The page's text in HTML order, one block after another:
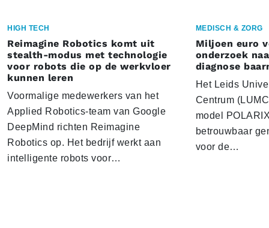
HIGH TECH
Reimagine Robotics komt uit
stealth-modus met technologie
voor robots die op de werkvloer
kunnen leren
Voormalige medewerkers van het
Applied Robotics-team van Google
DeepMind richten Reimagine
Robotics op. Het bedrijf werkt aan
intelligente robots voor…
MEDISCH & ZORG
Miljoen euro
onderzoek
diagnose
Het Leids
Centrum
model
betrouwbaar
voor de…